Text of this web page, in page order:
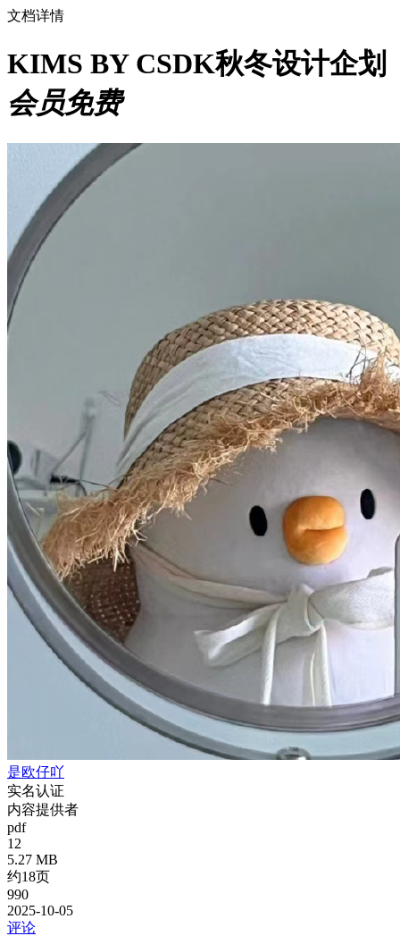
文档详情
KIMS BY CSDK秋冬设计企划
会员免费
是欧仔吖
实名认证
内容提供者
pdf
12
5.27 MB
约18页
990
2025-10-05
评论